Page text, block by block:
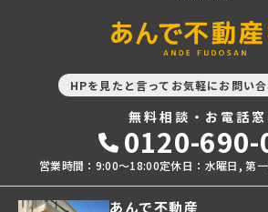
HPを見たと言ってお気軽にお問い
無料相談・お電話窓
0120-690-
営業時間：9:00〜18:00定休日：水曜日, 第
あんで不動産